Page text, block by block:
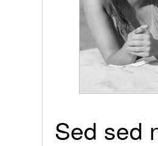
Sed sed